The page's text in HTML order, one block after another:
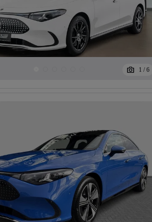
Eligibil pentru
1 / 6